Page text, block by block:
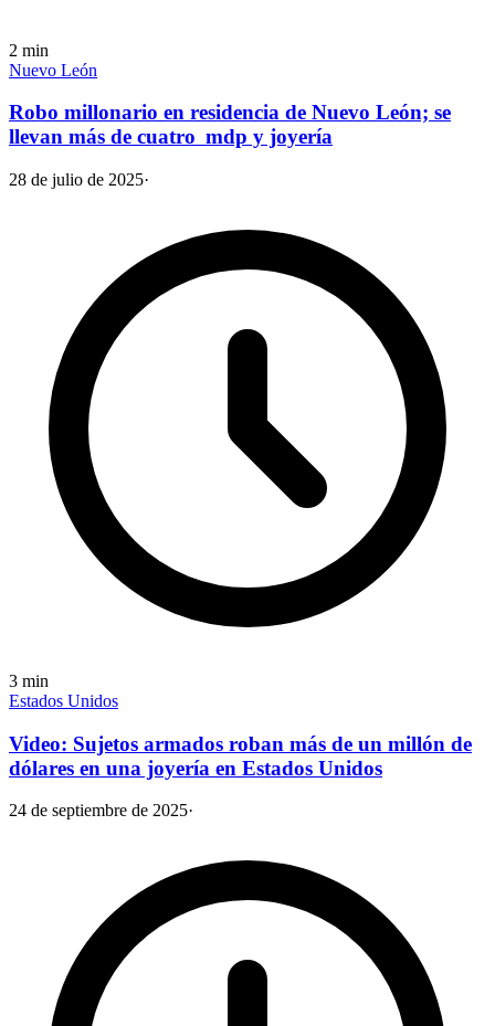
2 min
Nuevo León
Robo millonario en residencia de Nuevo León; se
llevan más de cuatro mdp y joyería
28 de julio de 2025·
3 min
Estados Unidos
Video: Sujetos armados roban más de un millón de
dólares en una joyería en Estados Unidos
24 de septiembre de 2025·